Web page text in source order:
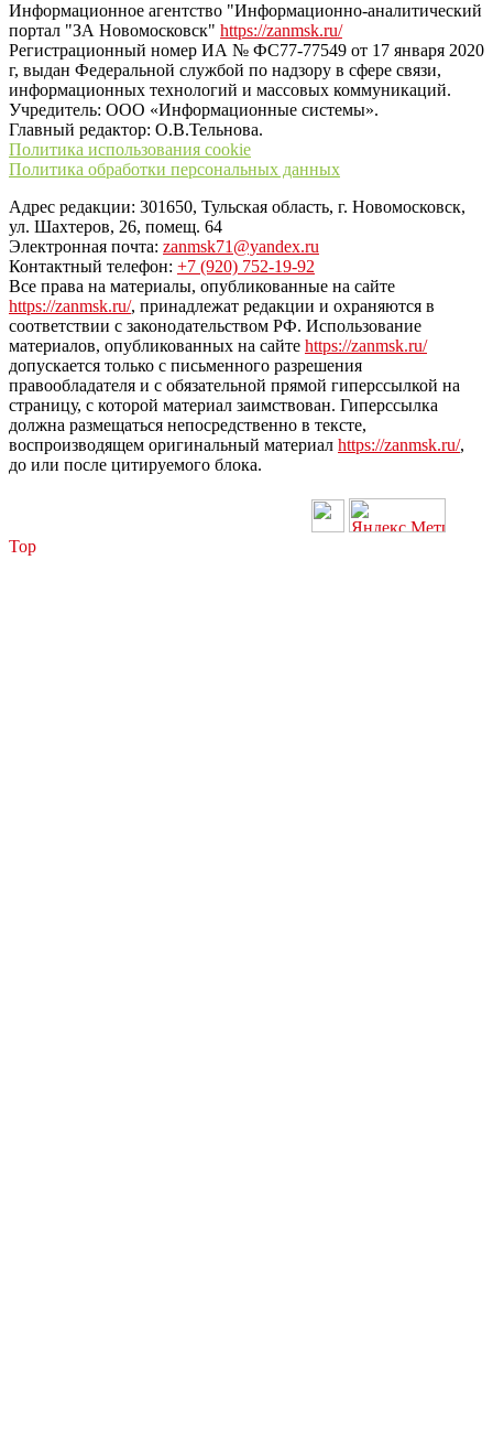
Информационное агентство "Информационно-аналитический
портал "ЗА Новомосковск" https://zanmsk.ru/
Регистрационный номер ИА № ФС77-77549 от 17 января 2020
г, выдан Федеральной службой по надзору в сфере связи,
информационных технологий и массовых коммуникаций.
Учредитель: ООО «Информационные системы».
Главный редактор: О.В.Тельнова.
Политика использования cookie
Политика обработки персональных данных
Адрес редакции: 301650, Тульская область, г. Новомосковск,
ул. Шахтеров, 26, помещ. 64
Электронная почта: zanmsk71@yandex.ru
Контактный телефон: +7 (920) 752-19-92
Все права на материалы, опубликованные на сайте
https://zanmsk.ru/, принадлежат редакции и охраняются в
соответствии с законодательством РФ. Использование
материалов, опубликованных на сайте https://zanmsk.ru/
допускается только с письменного разрешения
правообладателя и с обязательной прямой гиперссылкой на
страницу, с которой материал заимствован. Гиперссылка
должна размещаться непосредственно в тексте,
воспроизводящем оригинальный материал https://zanmsk.ru/,
до или после цитируемого блока.
Top